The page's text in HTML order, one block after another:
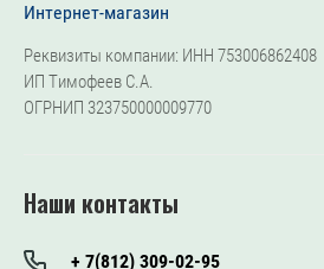
Интернет-магазин
Реквизиты компании: ИНН 753006862408
ИП Тимофеев С.А.
ОГРНИП 323750000009770
Наши контакты
+ 7(812) 309-02-95